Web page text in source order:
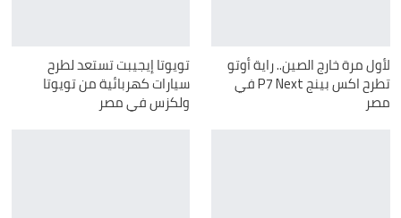
لأول مرة خارج الصين.. راية أوتو
تطرح اكس بينج P7 Next في
مصر
تويوتا إيجيبت تستعد لطرح
سيارات كهربائية من تويوتا
ولكزس في مصر